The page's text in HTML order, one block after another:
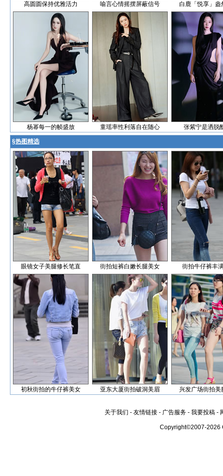
高圆圆保持优雅活力 喻言心情摇摆屏蔽信号 白鹿「悦享」盎
杨幂每一的帧盛放 童瑶率性利落自在随心 张紫宁是洒脱
§热图精选
眼镜女子美腿修长笔直 街拍短裤白嫩长腿美女 街拍牛仔裤丰
初秋街拍的牛仔裤美女 亚东大厦街拍破洞美眉 兴发广场街拍美
关于我们 - 友情链接 - 广告服务 - 我要投稿 -
Copyright©2007-2026